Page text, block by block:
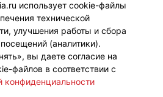
использует cookie-файлы
технической
улучшения работы и сбора
(аналитики).
вы даете согласие на
файлов в соответствии с
конфиденциальности